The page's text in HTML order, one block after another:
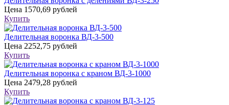
Цена 1570,69 рублей
Купить
Делительная воронка ВД-3-500
Цена 2252,75 рублей
Купить
Делительная воронка с краном ВД-3-1000
Цена 2479,28 рублей
Купить